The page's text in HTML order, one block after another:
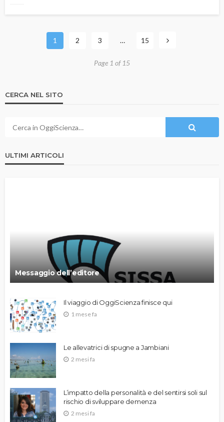
1 2 3 … 15
Page 1 of 15
CERCA NEL SITO
ULTIMI ARTICOLI
Messaggio dell’editore
Il viaggio di OggiScienza finisce qui
1 mese fa
Le allevatrici di spugne a Jambiani
2 mesi fa
L’impatto della personalità e del sentirsi soli sul
rischio di sviluppare demenza
2 mesi fa